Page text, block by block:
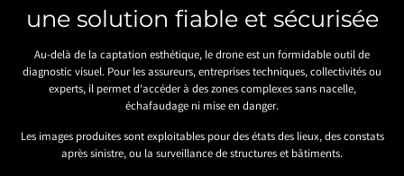
une solution fiable et sécurisée
Au-delà de la captation esthétique, le drone est un formidable outil de
diagnostic visuel. Pour les assureurs, entreprises techniques, collectivités ou
experts, il permet d’accéder à des zones complexes sans nacelle,
échafaudage ni mise en danger.
Les images produites sont exploitables pour des états des lieux, des constats
après sinistre, ou la surveillance de structures et bâtiments.